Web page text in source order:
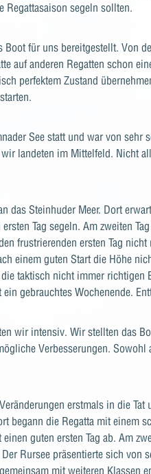
Regattasaison segeln sollten.
Boot für uns bereitgestellt. Von
auf anderen Regatten schon
perfektem Zustand
See statt und war von
landeten im Mittelfeld. Nicht
das Steinhuder Meer. Dort
Tag segeln. Am zweiten
frustrierenden ersten Tag
einem guten Start die Höhe
taktisch nicht immer richtigen
gebrauchtes Wochenende.
wir intensiv. Wir stellten das
Verbesserungen. Sowohl
erstmals in die Tat
begann die Regatta mit einem
guten ersten Tag ab. Am
Rursee präsentierte sich von
mit weiteren Klassen